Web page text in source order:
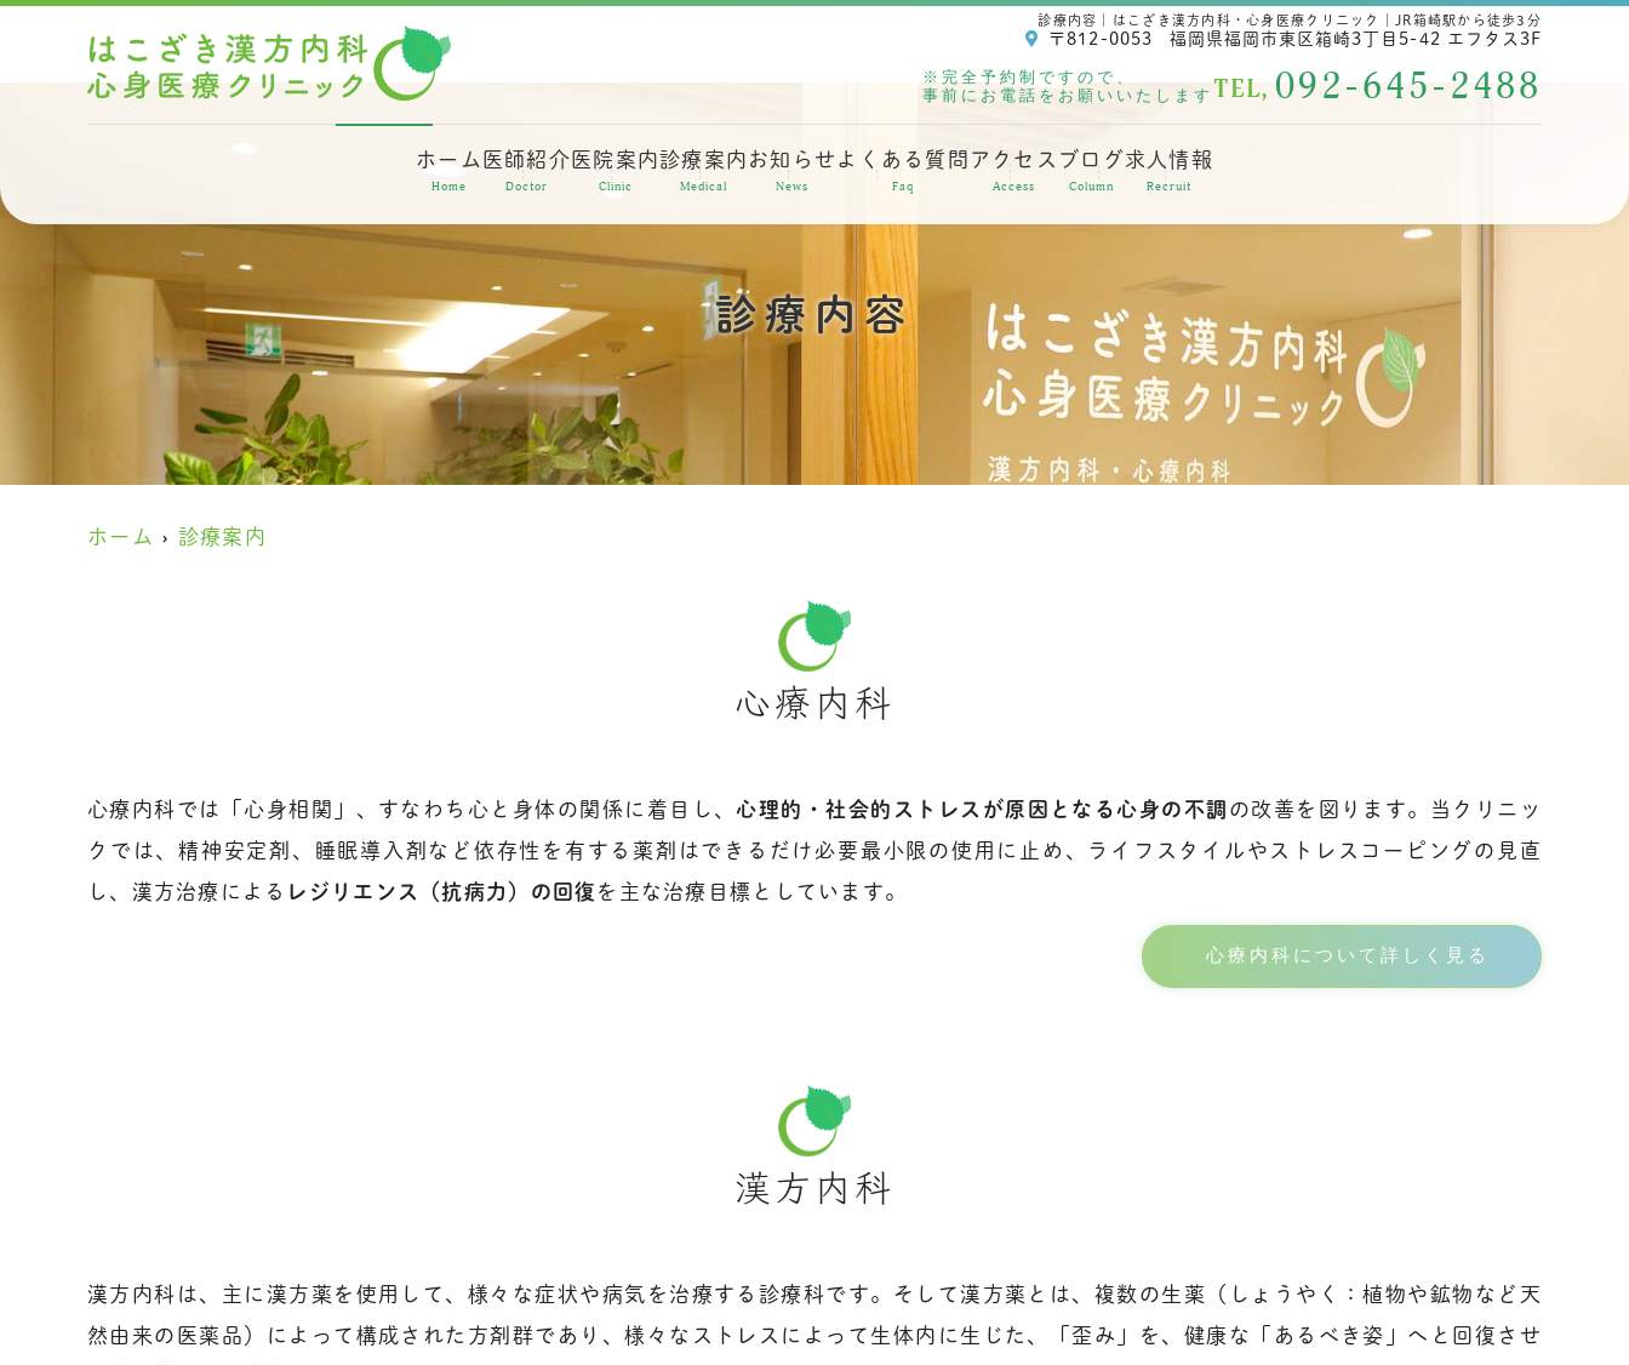
診療内容｜はこざき漢方内科・心身医療クリニック｜JR箱崎駅から徒歩3分
〒812-0053 福岡県福岡市東区箱崎3丁目5-42 エフタス3F
※完全予約制ですので、
事前にお電話をお願いいたします TEL, 092-645-2488
ホーム
Home
医師紹介
Doctor
医院案内
Clinic
診療案内
Medical
お知らせ
News
よくある質問
Faq
アクセス
Access
ブログ
Column
求人情報
Recruit
診療内容
ホーム 診療案内
心療内科
心療内科では「心身相関」、すなわち心と身体の関係に着目し、心理的・社会的ストレスが原因となる心身の不調 の改善を図ります。当クリニッ
クでは、精神安定剤、睡眠導入剤など依存性を有する薬剤はできるだけ必要最小限の使用に止め、ライフスタイルやストレスコーピングの見直
し、漢方治療による レジリエンス（抗病力）の回復 を主な治療目標としています。
心療内科について詳しく見る
漢方内科
漢方内科は、主に漢方薬を使用して、様々な症状や病気を治療する診療科です。そして漢方薬とは、複数の生薬（しょうやく：植物や鉱物など天
然由来の医薬品）によって構成された方剤群であり、様々なストレスによって生体内に生じた、「歪み」を、健康な「あるべき姿」へと回復させ